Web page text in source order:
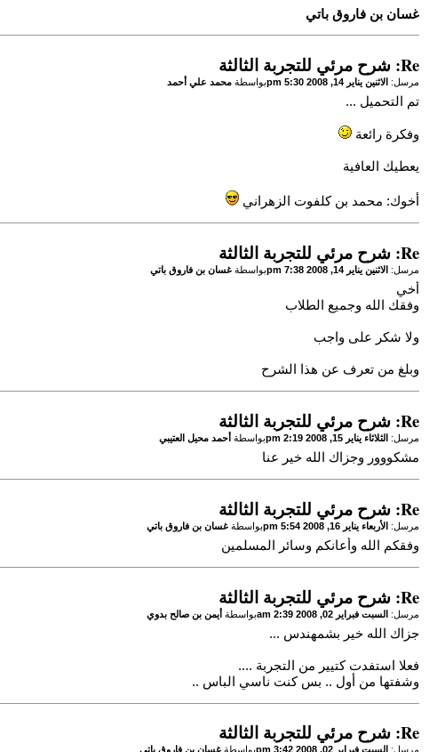
غسان بن فاروق باتي
Re: شرح مرئي للتجربة الثالثة
مرسل:الاثنين يناير 14, 2008 5:30 pm بواسطةمحمد علي أحمد
تم التحميل ...
وفكرة رائعة
يعطيك العافية
أخوك: محمد بن كلفوت الزهراني
Re: شرح مرئي للتجربة الثالثة
مرسل:الاثنين يناير 14, 2008 7:38 pm بواسطةغسان بن فاروق باتي
أخي
وفقك الله وجميع الطلاب
ولا شكر على واجب
وبلغ من تعرف عن هذا الشرح
Re: شرح مرئي للتجربة الثالثة
مرسل:الثلاثاء يناير 15, 2008 2:19 pm بواسطةأحمد محيل العتيبي
مشكووور وجزاك الله خير عنا
Re: شرح مرئي للتجربة الثالثة
مرسل:الأربعاء يناير 16, 2008 5:54 pm بواسطةغسان بن فاروق باتي
وفقكم الله وأعانكم وسائر المسلمين
Re: شرح مرئي للتجربة الثالثة
مرسل:السبت فبراير 02, 2008 2:39 am بواسطةأيمن بن صالح بدوي
جزاك الله خير بشمهندس ...
فعلا استفدت كتيير من التجربة ....
وشفتها من أول .. بس كنت ناسي الباس ..
Re: شرح مرئي للتجربة الثالثة
مرسل: السبت فبراير 02, 2008 3:42 pm بواسطةغسان بن فاروق باتي